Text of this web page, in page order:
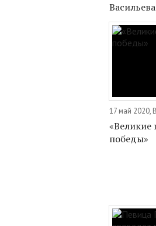
Васильева
17 май 2020,
«Великие
победы»